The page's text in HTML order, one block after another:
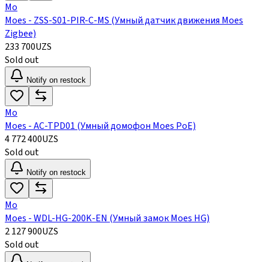
Mo
Moes - ZSS-S01-PIR-C-MS (Умный датчик движения Moes
Zigbee)
233 700UZS
Sold out
Notify on restock
Mo
Moes - AC-TPD01 (Умный домофон Moes PoE)
4 772 400UZS
Sold out
Notify on restock
Mo
Moes - WDL-HG-200K-EN (Умный замок Moes HG)
2 127 900UZS
Sold out